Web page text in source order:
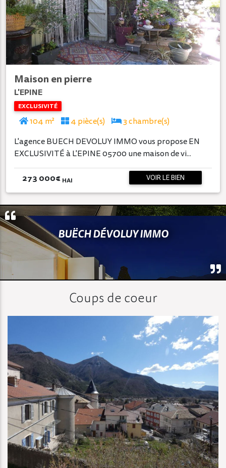
Maison en pierre
L'EPINE
EXCLUSIVITÉ
104 m² 4 pièce(s)
3 chambre(s)
L'agence BUECH DEVOLUY IMMO vous propose EN
EXCLUSIVITÉ à L'EPINE 05700 une maison de vi...
273 000€ HAI VOIR LE BIEN
BUËCH DÉVOLUY IMMO
Coups de coeur